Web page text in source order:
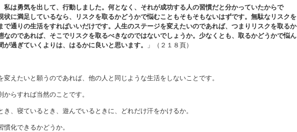
私は勇気を出して、行動しました。何となく、それが成功する人の習慣だと分かっていたからで
状に満足しているなら、リスクを取るかどうかで悩むこともそもそもないはずです。無駄なリスクを
で通りの生活をすればいいだけです。人生のステージを変えたいのであれば、つまりリスクを取るか
なのであれば、そこでリスクを取るべきなのではないでしょうか。少なくとも、取るかどうかで悩ん
が過ぎていくよりは、はるかに良いと思います。
」（２１８頁）
変えたいと願うのであれば、他の人と同じような生活をしないことです。
からすれば当然のことです。
き、寝ているとき、遊んでいるときに、どれだけ汗をかけるか。
慣化できるかどうか。